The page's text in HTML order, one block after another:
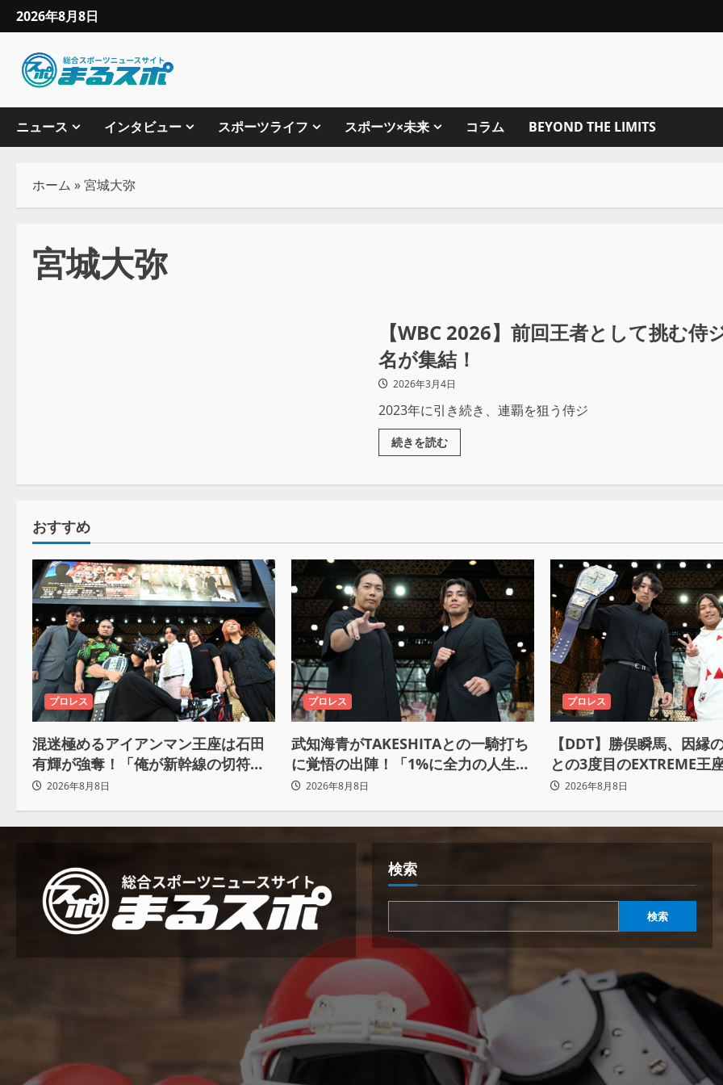
2026年8月8日
ニュース インタビュー スポーツライフ スポーツ×未来 コラム BEYOND THE LIMITS
ホーム »宮城大弥
宮城大弥
【WBC 2026】前回王者として挑む
名が集結！
2026年3月4日
2023年に引き続き、連覇を狙う侍ジ
続きを読む
おすすめ
プロレス
混迷極めるアイアンマン王座は石田
有輝が強奪！「俺が新幹線の切符を
手に入れるからな！逃げ切るぞ」
2026年8月8日
プロレス
武知海青がTAKESHITAとの一騎打ち
に覚悟の出陣！「1%に全力の人生を
かけて勝ちにいきたい」
2026年8月8日
プロレス
【DDT】勝俣瞬馬、因縁
との3度目のEXTREME王
が本当の岡谷英樹を引き
2026年8月8日
検索
検索